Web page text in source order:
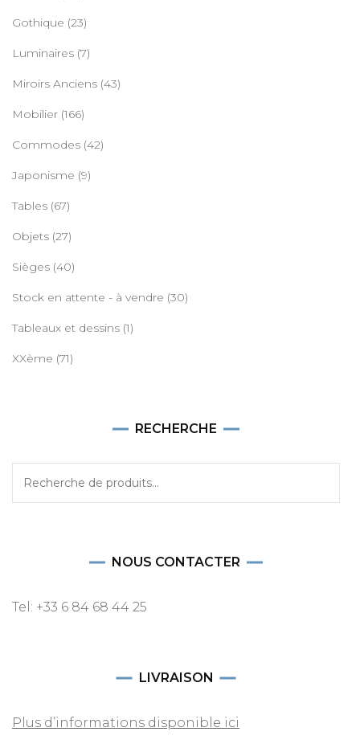
Gothique (23)
Luminaires (7)
Miroirs Anciens (43)
Mobilier (166)
Commodes (42)
Japonisme (9)
Tables (67)
Objets (27)
Sièges (40)
Stock en attente - à vendre (30)
Tableaux et dessins (1)
XXème (71)
RECHERCHE
NOUS CONTACTER
Tel: +33 6 84 68 44 25
LIVRAISON
Plus d’informations disponible ici